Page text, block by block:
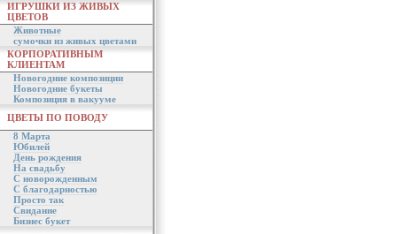
ИГРУШКИ ИЗ ЖИВЫХ
ЦВЕТОВ
Животные
сумочки из живых цветами
КОРПОРАТИВНЫМ
КЛИЕНТАМ
Новогодние композиции
Новогодние букеты
Композиция в вакууме
ЦВЕТЫ ПО ПОВОДУ
8 Марта
Юбилей
День рождения
На свадьбу
С новорожденным
С благодарностью
Просто так
Свидание
Бизнес букет